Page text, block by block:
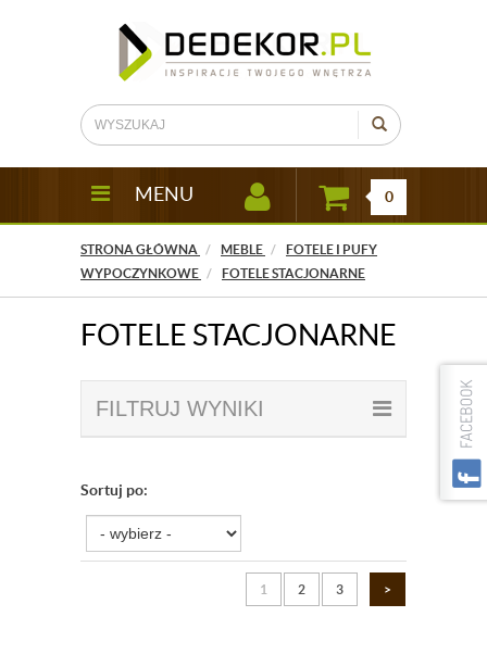
MENU 0
STRONA GŁÓWNA MEBLE
FOTELE I PUFY
WYPOCZYNKOWE
FOTELE STACJONARNE
FOTELE STACJONARNE
FILTRUJ WYNIKI
Sortuj po:
1 2 3 >